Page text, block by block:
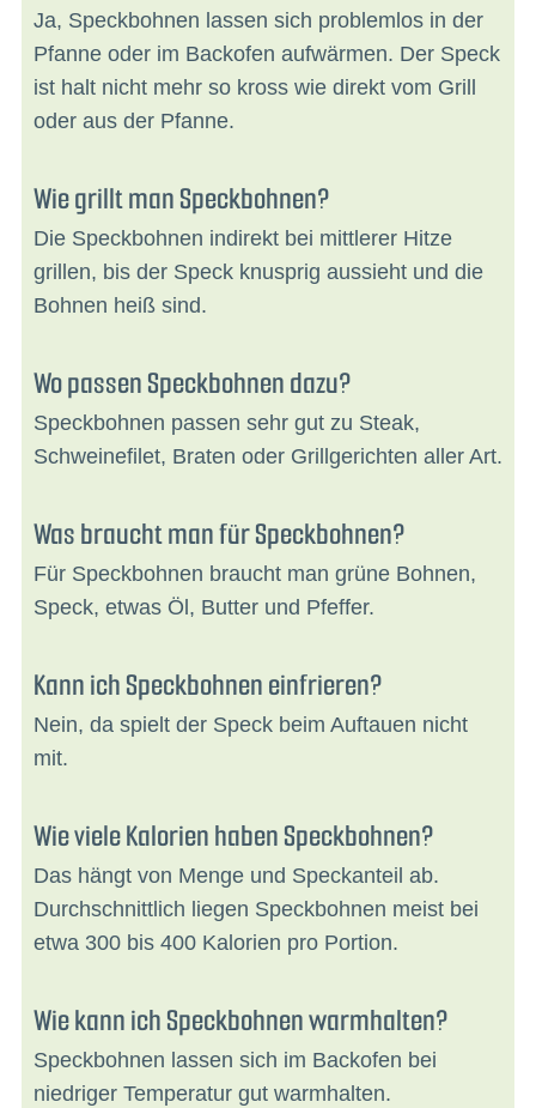
Ja, Speckbohnen lassen sich problemlos in der
Pfanne oder im Backofen aufwärmen. Der Speck
ist halt nicht mehr so kross wie direkt vom Grill
oder aus der Pfanne.
Wie grillt man Speckbohnen?
Die Speckbohnen indirekt bei mittlerer Hitze
grillen, bis der Speck knusprig aussieht und die
Bohnen heiß sind.
Wo passen Speckbohnen dazu?
Speckbohnen passen sehr gut zu Steak,
Schweinefilet, Braten oder Grillgerichten aller Art.
Was braucht man für Speckbohnen?
Für Speckbohnen braucht man grüne Bohnen,
Speck, etwas Öl, Butter und Pfeffer.
Kann ich Speckbohnen einfrieren?
Nein, da spielt der Speck beim Auftauen nicht
mit.
Wie viele Kalorien haben Speckbohnen?
Das hängt von Menge und Speckanteil ab.
Durchschnittlich liegen Speckbohnen meist bei
etwa 300 bis 400 Kalorien pro Portion.
Wie kann ich Speckbohnen warmhalten?
Speckbohnen lassen sich im Backofen bei
niedriger Temperatur gut warmhalten.